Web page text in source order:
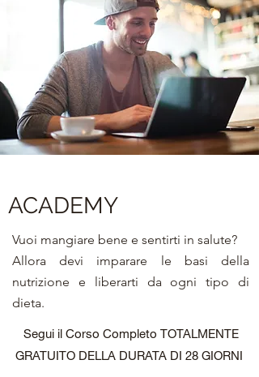
ACADEMY
Vuoi mangiare bene e sentirti in salute?
Allora devi imparare le basi della
nutrizione e liberarti da ogni tipo di
dieta.
Segui il Corso Completo TOTALMENTE
GRATUITO DELLA DURATA DI 28 GIORNI